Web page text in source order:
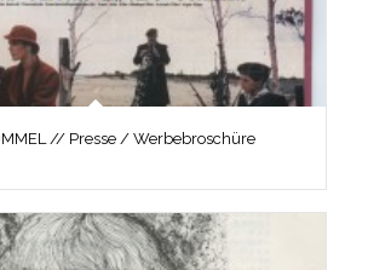
// Presse / Werbebroschüre